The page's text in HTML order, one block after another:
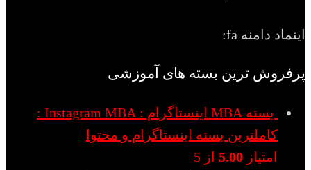
اینماد دامنه fa:
پرفروش ترین بسته های آموزشی
بسته MBA اینستاگرام : Instagram MBA :
کاملترین بسته اینستاگرام و محتوا
امتیاز 5.00 از 5